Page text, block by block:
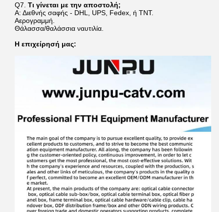
Q7. Τι γίνεται με την αποστολή;
Α: Διεθνής σαφής - DHL, UPS, Fedex, ή TNT.
Αερογραμμή.
Θάλασσα/θαλάσσια ναυτιλία.
Η επιχείρησή μας: